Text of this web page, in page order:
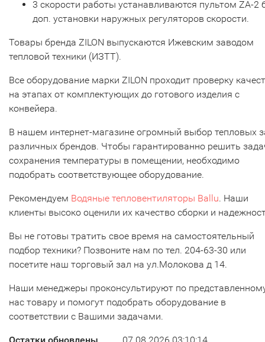
3 скорости работы устанавливаются пультом ZA-2
доп. установки наружных регуляторов скорости.
Товары бренда ZILON выпускаются Ижевским заводом
тепловой техники (ИЗТТ).
Все оборудование марки ZILON проходит проверку
на этапах от комплектующих до готового изделия с
конвейера.
В нашем интернет-магазине огромный выбор тепловых
различных брендов. Чтобы гарантированно решить
сохранения температуры в помещении, необходимо
подобрать соответствующее оборудование.
Рекомендуем Водяные тепловентиляторы Ballu. Наши
клиенты высоко оценили их качество сборки и
Вы не готовы тратить свое время на самостоятельный
подбор техники? Позвоните нам по тел. 204-63-30 или
посетите наш торговый зал на ул.Молокова д 14.
Наши менеджеры проконсультируют по
нас товару и помогут подобрать оборудование в
соответствии с Вашими задачами.